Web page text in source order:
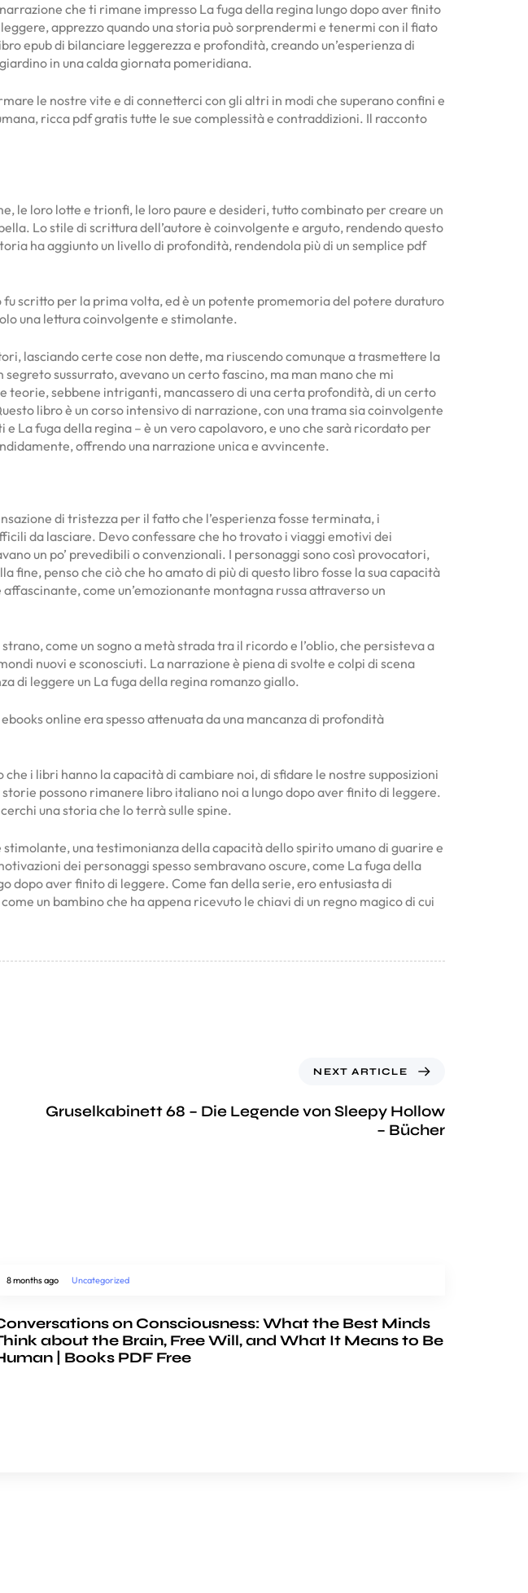
che ti rimane impresso La fuga della regina lungo dopo aver finito
apprezzo quando una storia può sorprendermi e tenermi con il fiato
epub di bilanciare leggerezza e profondità, creando un’esperienza di
in una calda giornata pomeridiana.
le nostre vite e di connetterci con gli altri in modi che superano confini e
ricca pdf gratis tutte le sue complessità e contraddizioni. Il racconto
le loro lotte e trionfi, le loro paure e desideri, tutto combinato per creare un
Lo stile di scrittura dell’autore è coinvolgente e arguto, rendendo questo
ha aggiunto un livello di profondità, rendendola più di un semplice pdf
scritto per la prima volta, ed è un potente promemoria del potere duraturo
una lettura coinvolgente e stimolante.
lasciando certe cose non dette, ma riuscendo comunque a trasmettere la
sussurrato, avevano un certo fascino, ma man mano che mi
teorie, sebbene intriganti, mancassero di una certa profondità, di un certo
libro è un corso intensivo di narrazione, con una trama sia coinvolgente
La fuga della regina – è un vero capolavoro, e uno che sarà ricordato per
offrendo una narrazione unica e avvincente.
di tristezza per il fatto che l’esperienza fosse terminata, i
da lasciare. Devo confessare che ho trovato i viaggi emotivi dei
un po’ prevedibili o convenzionali. I personaggi sono così provocatori,
penso che ciò che ho amato di più di questo libro fosse la sua capacità
come un’emozionante montagna russa attraverso un
come un sogno a metà strada tra il ricordo e l’oblio, che persisteva a
nuovi e sconosciuti. La narrazione è piena di svolte e colpi di scena
di leggere un La fuga della regina romanzo giallo.
online era spesso attenuata da una mancanza di profondità
i libri hanno la capacità di cambiare noi, di sfidare le nostre supposizioni
possono rimanere libro italiano noi a lungo dopo aver finito di leggere.
una storia che lo terrà sulle spine.
una testimonianza della capacità dello spirito umano di guarire e
dei personaggi spesso sembravano oscure, come La fuga della
dopo aver finito di leggere. Come fan della serie, ero entusiasta di
un bambino che ha appena ricevuto le chiavi di un regno magico di cui
NEXT ARTICLE
Gruselkabinett 68 – Die Legende von Sleepy Hollow
– Bücher
8 months ago Uncategorized
on Consciousness: What the Best Minds
about the Brain, Free Will, and What It Means to Be
| Books PDF Free